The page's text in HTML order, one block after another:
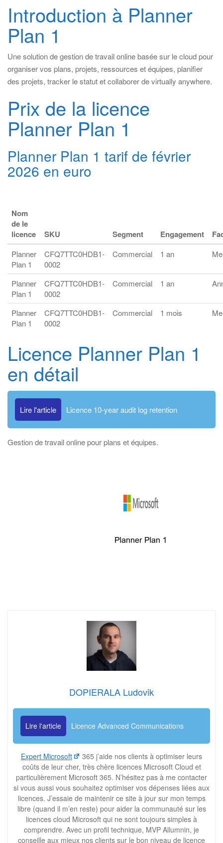
Introduction à Planner
Plan 1
Une solution de gestion de travail online basée sur le cloud pour
organiser vos plans, projets, ressources et équipes, planifier
des projets, tracker le statut et collaborer de virtually anywhere.
Prix de la licence
Planner Plan 1
Planner Plan 1 tarif de février
2026 en euro
Nom
de le
licence
SKU Segment Engagement
Planner
Plan 1
CFQ7TTC0HDB1-
0002
Commercial 1 an
Planner
Plan 1
CFQ7TTC0HDB1-
0002
Commercial 1 an
Planner
Plan 1
CFQ7TTC0HDB1-
0002
Commercial 1 mois
Licence Planner Plan 1
en détail
Lire l'article Licence 10-year audit log retention
Gestion de travail online pour plans et équipes.
DOPIERALA Ludovik
Lire l'article Licence Advanced Communications
Expert Microsoft
365 j’aide nos clients à optimiser leurs
coûts de leur cher, très chère licences Microsoft Cloud et
particulièrement Microsoft 365. N’hésitez pas à me contacter
si vous aussi vous souhaitez optimiser vos dépenses liées aux
licences. J’essaie de maintenir ce site à jour sur mon temps
libre (quand il m’en reste) pour aider la communauté sur les
licences cloud Microsoft qui ne sont toujours simples à
comprendre. Avec un profil technique, MVP Allumnin, je
conseille aux mieux nos clients sur le bon niveau de licence